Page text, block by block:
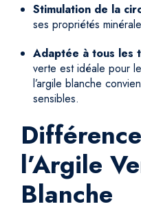
Stimulation de la
ses propriétés
Adaptée à tous les
verte est idéale pour
l’argile blanche
sensibles.
l’Argile
Blanche